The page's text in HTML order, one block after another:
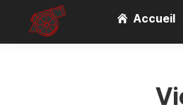
Accueil